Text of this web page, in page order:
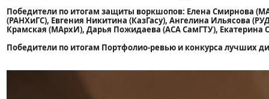
Победители по итогам защиты воркшопов: Елена Смирнова
(РАНХиГС), Евгения Никитина (КазГасу), Ангелина Ильясова
Крамская (МАрхИ), Дарья Пожидаева (АСА СамГТУ), Екатерина
Победители по итогам Портфолио-ревью и конкурса